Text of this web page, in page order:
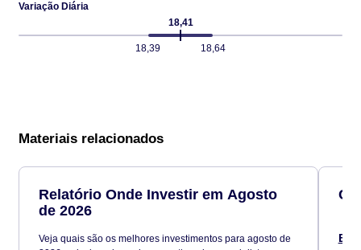
Variação Diária
18,41
18,39 18,64
Materiais relacionados
Relatório Onde Investir em Agosto
de 2026
Veja quais são os melhores investimentos para agosto de